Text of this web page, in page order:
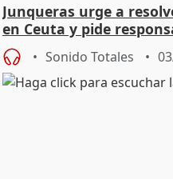
Junqueras urge a
en Ceuta y pide
Sonido Totales